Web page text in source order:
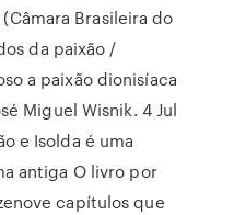
(Câmara Brasileira do
da paixão /
a paixão dionisíaca
Miguel Wisnik. 4 Jul
e Isolda é uma
antiga O livro por
capítulos que